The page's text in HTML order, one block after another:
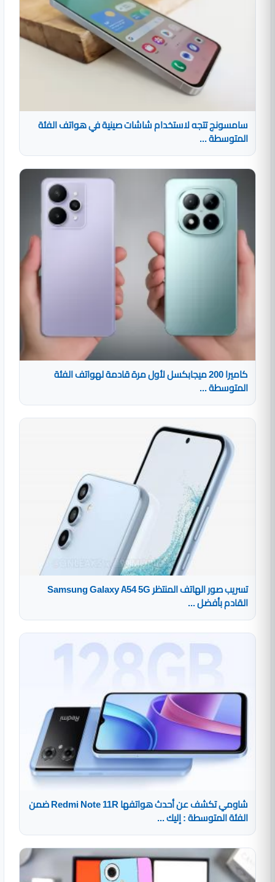
سامسونج تتجه لاستخدام شاشات صينية في هواتف الفئة
المتوسطة ...
كاميرا 200 ميجابكسل لأول مرة قادمة لهواتف الفئة
المتوسطة ...
تسريب صور الهاتف المنتظر Samsung Galaxy A54 5G
القادم بأفضل ...
شاومي تكشف عن أحدث هواتفها Redmi Note 11R ضمن
الفئة المتوسطة : إليك ...